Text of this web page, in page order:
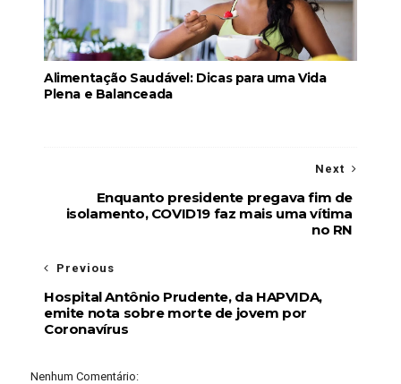
Alimentação Saudável: Dicas para uma Vida
Plena e Balanceada
Next
Enquanto presidente pregava fim de
isolamento, COVID19 faz mais uma vítima
no RN
Previous
Hospital Antônio Prudente, da HAPVIDA,
emite nota sobre morte de jovem por
Coronavírus
Nenhum Comentário: